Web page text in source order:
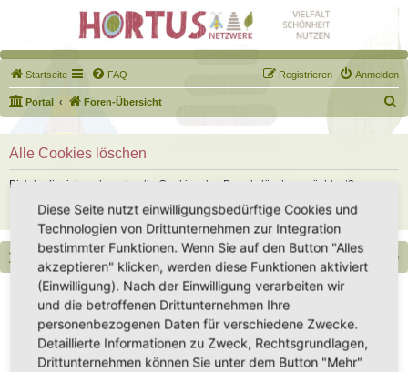
Startseite FAQ Anmelden
Registrieren
Portal Foren-Übersicht
u
Alle Cookies löschen
Bist du dir sicher, dass du alle Cookies des Boards löschen möchtest?
UTC+02:00
Copyright - Hortus-Netzwerk.de unterstützt durch phpBB
Impressum |Datenschutz|Datenschutz Social Media Nutzungsbedingungen
Diese Seite nutzt einwilligungsbedürftige Cookies und
Technologien von Drittunternehmen zur Integration
bestimmter Funktionen. Wenn Sie auf den Button "Alles
akzeptieren" klicken, werden diese Funktionen aktiviert
(Einwilligung). Nach der Einwilligung verarbeiten wir
und die betroffenen Drittunternehmen Ihre
personenbezogenen Daten für verschiedene Zwecke.
Detaillierte Informationen zu Zweck, Rechtsgrundlagen,
Drittunternehmen können Sie unter dem Button "Mehr"